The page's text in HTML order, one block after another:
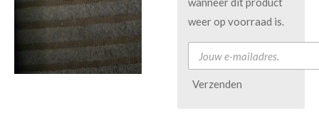
weer op voorraad is.
Verzenden